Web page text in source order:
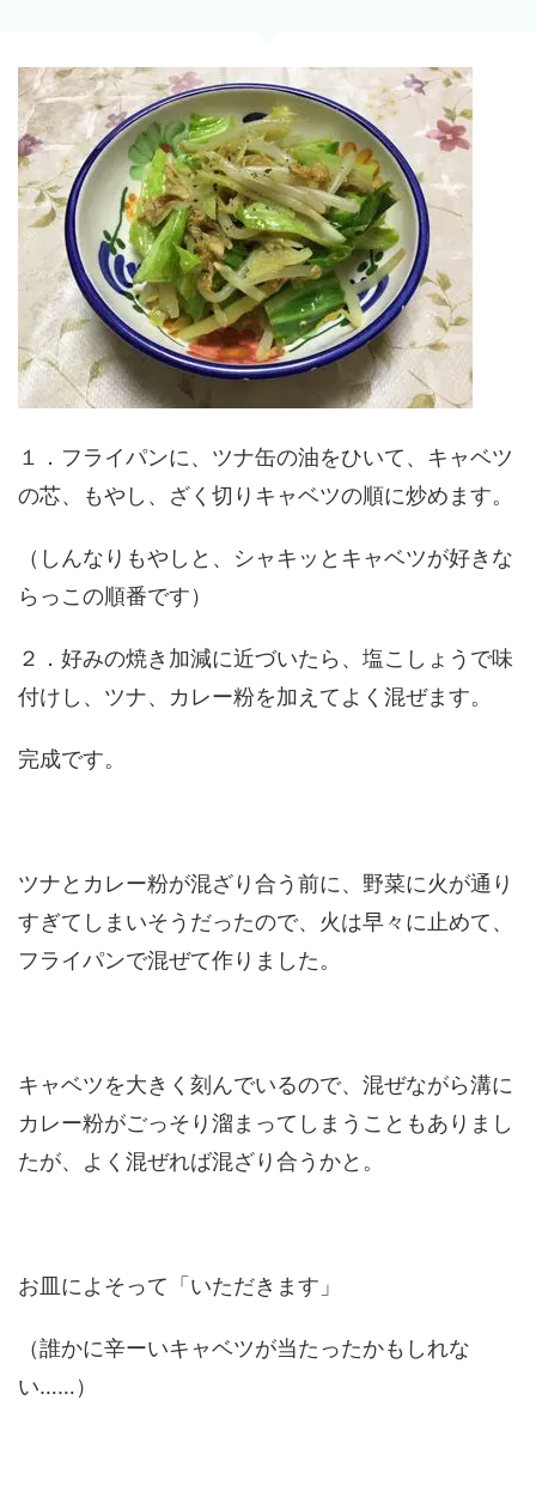
１．フライパンに、ツナ缶の油をひいて、キャベツ
の芯、もやし、ざく切りキャベツの順に炒めます。
（しんなりもやしと、シャキッとキャベツが好きな
らっこの順番です）
２．好みの焼き加減に近づいたら、塩こしょうで味
付けし、ツナ、カレー粉を加えてよく混ぜます。
完成です。
ツナとカレー粉が混ざり合う前に、野菜に火が通り
すぎてしまいそうだったので、火は早々に止めて、
フライパンで混ぜて作りました。
キャベツを大きく刻んでいるので、混ぜながら溝に
カレー粉がごっそり溜まってしまうこともありまし
たが、よく混ぜれば混ざり合うかと。
お皿によそって「いただきます」
（誰かに辛ーいキャベツが当たったかもしれな
い……）